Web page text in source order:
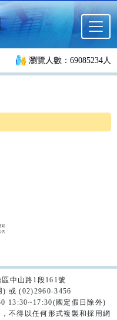
瀏覽人數：69085234人
妨
共
中山路1段161號
) 或 (02)2960-3456
13:30~17:30(國定假日除外)
不得以任何形式複製和採用網